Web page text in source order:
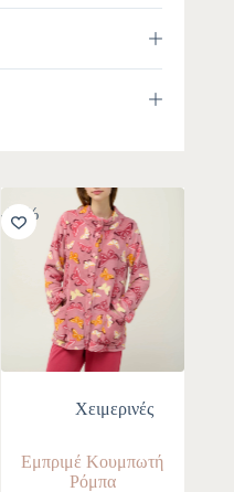
-30%
Χειμερινές
Εμπριμέ Κουμπωτή
Ρόμπα